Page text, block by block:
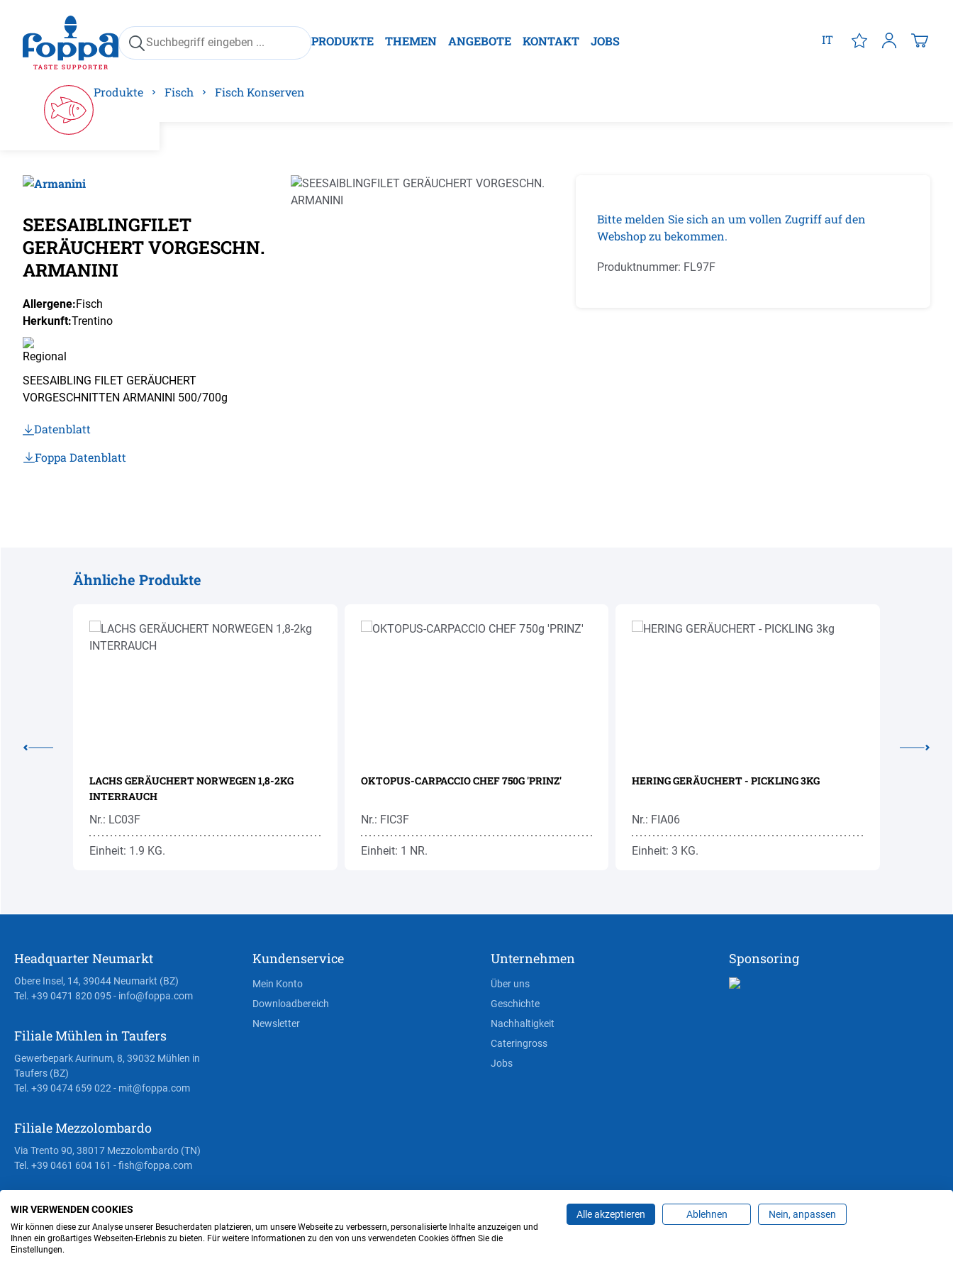
Zur Hauptnavigation springen
PRODUKTE THEMEN ANGEBOTE KONTAKT JOBS IT
Produkte Fisch Fisch Konserven
SEESAIBLINGFILET
GERÄUCHERT VORGESCHN.
ARMANINI
Allergene:Fisch
Herkunft:Trentino
SEESAIBLING FILET GERÄUCHERT
VORGESCHNITTEN ARMANINI 500/700g
Datenblatt
Foppa Datenblatt
Bildergalerie überspringen
Bitte melden Sie sich an um vollen Zugriff auf den
Webshop zu bekommen.
Produktnummer: FL97F
Ähnliche Produkte
LACHS GERÄUCHERT NORWEGEN 1,8-2KG
INTERRAUCH
Nr.: LC03F
Einheit: 1.9 KG.
OKTOPUS-CARPACCIO CHEF 750G 'PRINZ'
Nr.: FIC3F
Einheit: 1 NR.
HERING GERÄUCHERT - PICKLING 3KG
Nr.: FIA06
Einheit: 3 KG.
Headquarter Neumarkt
Obere Insel, 14, 39044 Neumarkt (BZ)
Tel. +39 0471 820 095- info@foppa.com
Filiale Mühlen in Taufers
Gewerbepark Aurinum, 8, 39032 Mühlen in
Taufers (BZ)
Tel. +39 0474 659 022 - mit@foppa.com
Filiale Mezzolombardo
Via Trento 90, 38017 Mezzolombardo (TN)
Tel. +39 0461 604 161 - fish@foppa.com
Kundenservice
Mein Konto
Downloadbereich
Newsletter
Unternehmen
Über uns
Geschichte
Nachhaltigkeit
Cateringross
Jobs
Sponsoring
Steuer- und MwSt.- Nr. IT00676670219 AGB Privacy Policy Impressum
Cookie-Einstellungen ändern
WIR VERWENDEN COOKIES
Wir können diese zur Analyse unserer Besucherdaten platzieren, um unsere Webseite zu verbessern, personalisierte Inhalte anzuzeigen und
Ihnen ein großartiges Webseiten-Erlebnis zu bieten. Für weitere Informationen zu den von uns verwendeten Cookies öffnen Sie die
Einstellungen.
Alle akzeptieren Ablehnen Nein, anpassen